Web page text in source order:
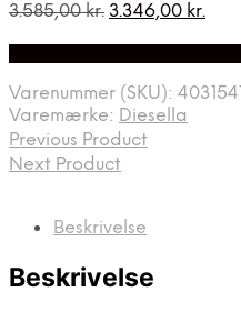
3.585,00kr. Den
3.585,00 kr..
3.346,00 kr.Den
Varenummer (SKU):
Varemærke: Diesella
Previous Product
Next Product
Beskrivelse
Beskrivelse